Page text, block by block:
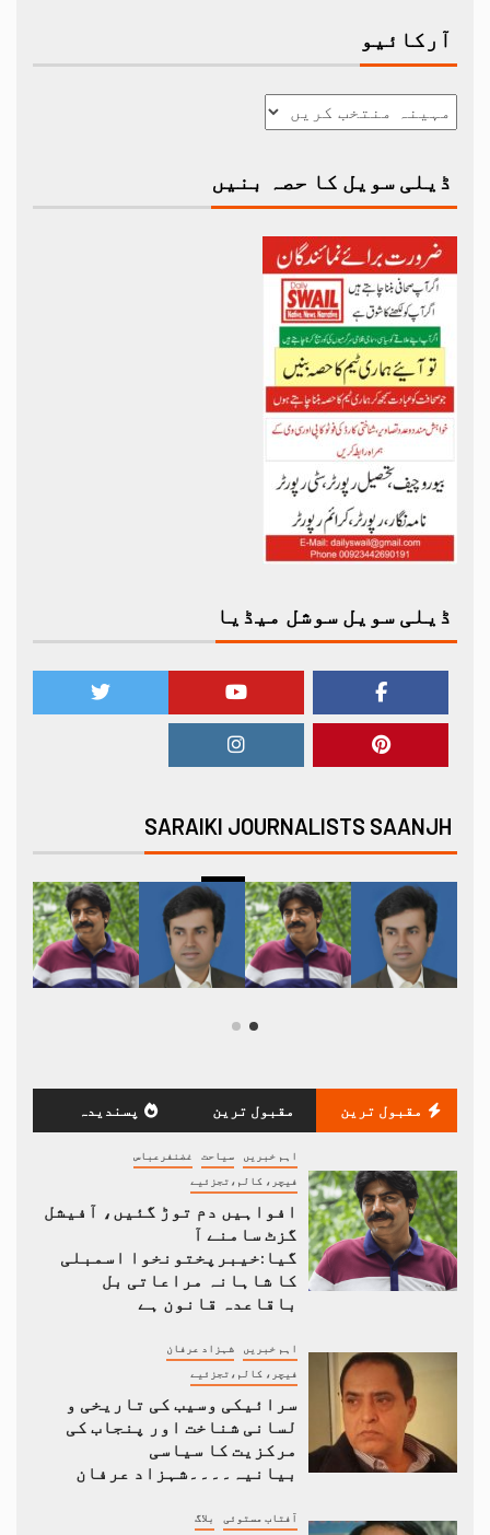
آرکائیو
ڈیلی سویل کا حصہ بنیں
ڈیلی سویل سوشل میڈیا
SARAIKI JOURNALISTS SAANJH
مقبول ترین مقبول ترین پسندیدہ
اہم خبریں سیاحت غضنفرعباس
فیچر، کالم،تجزئیے
افواہیں دم توڑ گئیں، آفیشل
گزٹ سامنے آ
گیا:خیبرپختونخوا اسمبلی
کا شاہانہ مراعاتی بل
باقاعدہ قانون ہے
اہم خبریں شہزاد عرفان
فیچر، کالم،تجزئیے
سرائیکی وسیب کی تاریخی و
لسانی شناخت اور پنجاب کی
مرکزیت کا سیاسی
بیانیہ۔۔۔۔شہزاد عرفان
آفتاب مستوئی بلاگ